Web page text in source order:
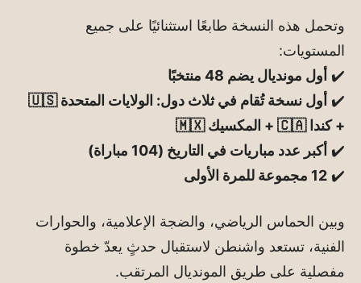
وتحمل هذه النسخة طابعًا استثنائيًا على جميع
المستويات:
✔️ أول مونديال يضم 48 منتخبًا
✔️
أول نسخة تُقام في ثلاث دول: الولايات المتحدة 🇺🇸
+ كندا 🇨🇦 + المكسيك 🇲🇽
✔️ أكبر عدد مباريات في التاريخ (104 مباراة)
✔️ 12 مجموعة للمرة الأولى
وبين الحماس الرياضي، والضجة الإعلامية، والحوارات
الفنية، تستعد واشنطن لاستقبال حدثٍ يعدّ خطوة
مفصلية على طريق المونديال المرتقب.